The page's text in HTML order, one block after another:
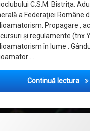
C.S.M. Bistriţa.
a Federaţiei Române
Propagare ,
şi regulamente
în lume .
…
Continuă lectura
C.S.M Bistriţa